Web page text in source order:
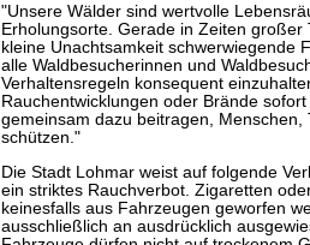
"Unsere Wälder sind wertvolle
Erholungsorte. Gerade in Zeiten
kleine Unachtsamkeit schwerwiegende
alle Waldbesucherinnen und
Verhaltensregeln konsequent
Rauchentwicklungen oder Brände
gemeinsam dazu beitragen, Menschen,
schützen."
Die Stadt Lohmar weist auf folgende
ein striktes Rauchverbot. Zigaretten
keinesfalls aus Fahrzeugen geworfen
ausschließlich an ausdrücklich